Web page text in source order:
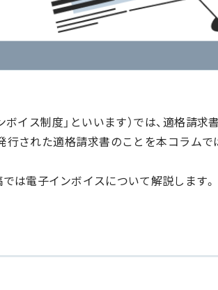
イス制度」といいます）では、適格請求
された適格請求書のことを本コラムで
は電子インボイスについて解説します。